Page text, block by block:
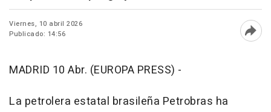
Viernes, 10 abril 2026
Publicado: 14:56
MADRID 10 Abr. (EUROPA PRESS) -
La petrolera estatal brasileña Petrobras ha